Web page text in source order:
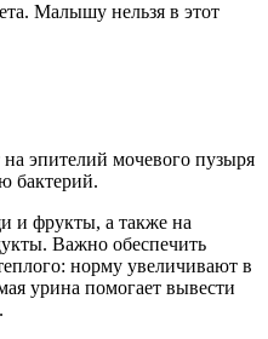
Малышу нельзя в этот
эпителий мочевого пузыря
бактерий.
и фрукты, а также на
Важно обеспечить
норму увеличивают в
урина помогает вывести